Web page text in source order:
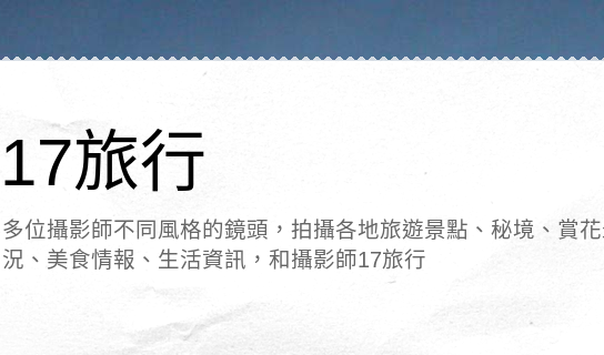
17旅行
多位攝影師不同風格的鏡頭，拍攝各地旅遊景點、秘境、賞
況、美食情報、生活資訊，和攝影師17旅行